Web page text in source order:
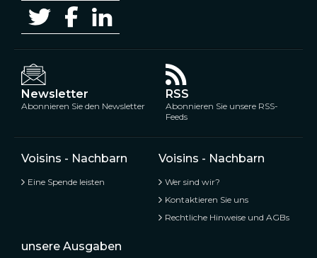
Newsletter
Abonnieren Sie den Newsletter
RSS
Abonnieren Sie unsere RSS-
Feeds
Voisins - Nachbarn
Eine Spende leisten
Voisins - Nachbarn
Wer sind wir?
Kontaktieren Sie uns
Rechtliche Hinweise und AGBs
unsere Ausgaben